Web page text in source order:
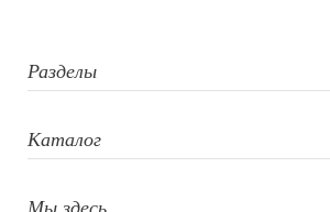
Домашний текстиль
Разделы
Каталог
Мы здесь